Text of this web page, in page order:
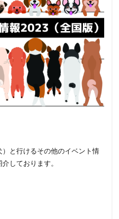
と行けるその他のイベント情
しております。